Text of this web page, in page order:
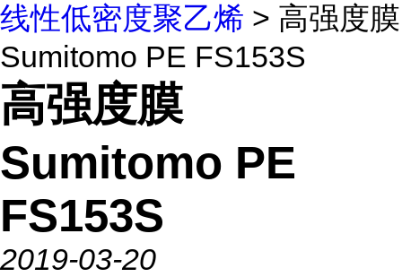
线性低密度聚乙烯 > 高强度膜
Sumitomo PE FS153S
高强度膜
Sumitomo PE
FS153S
2019-03-20